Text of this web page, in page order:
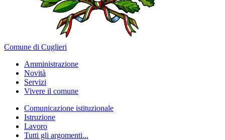
Comune di Cuglieri
Amministrazione
Novità
Servizi
Vivere il comune
Comunicazione istituzionale
Istruzione
Lavoro
Tutti gli argomenti...